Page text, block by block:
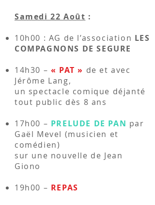
Samedi 22 Août :
10h00 : AG de l’association LES
COMPAGNONS DE SEGURE
14h30 – « PAT » de et avec
Jérôme Lang,
un spectacle comique déjanté
tout public dès 8 ans
17h00 – PRELUDE DE PAN par
Gaël Mevel (musicien et
comédien)
sur une nouvelle de Jean
Giono
19h00 – REPAS